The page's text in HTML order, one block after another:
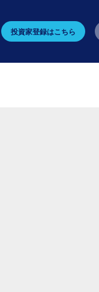
投資家登録はこちら